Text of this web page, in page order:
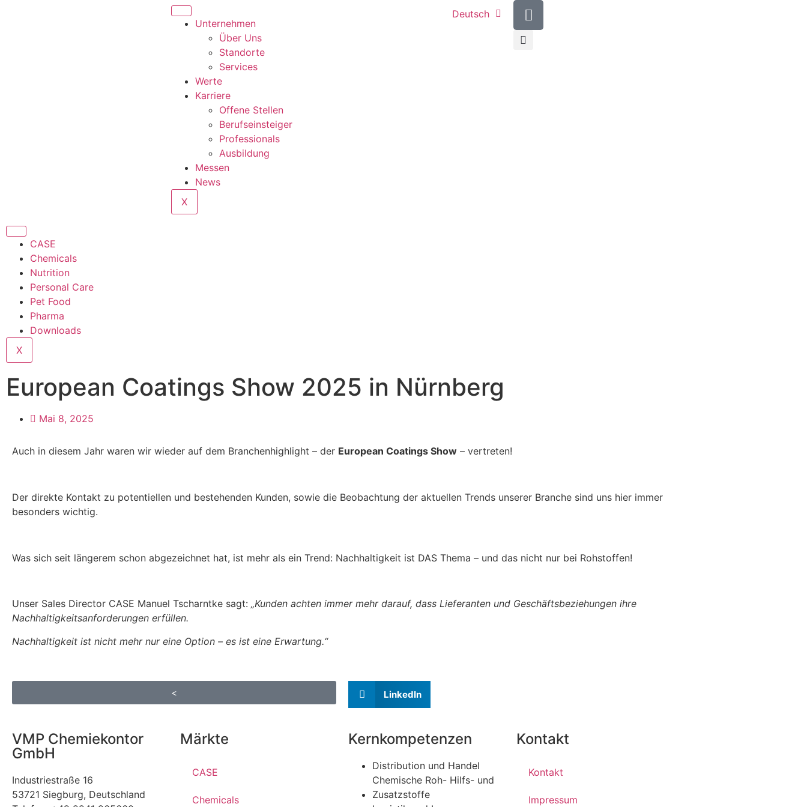
Unternehmen
Über Uns
Standorte
Services
Werte
Karriere
Offene Stellen
Berufseinsteiger
Professionals
Ausbildung
Messen
News
X
Deutsch
CASE
Chemicals
Nutrition
Personal Care
Pet Food
Pharma
Downloads
X
European Coatings Show 2025 in Nürnberg
Mai 8, 2025
Auch in diesem Jahr waren wir wieder auf dem Branchenhighlight – der European Coatings Show – vertreten!
Der direkte Kontakt zu potentiellen und bestehenden Kunden, sowie die Beobachtung der aktuellen Trends unserer Branche sind uns hier immer
besonders wichtig.
Was sich seit längerem schon abgezeichnet hat, ist mehr als ein Trend: Nachhaltigkeit ist DAS Thema – und das nicht nur bei Rohstoffen!
Unser Sales Director CASE Manuel Tscharntke sagt: „Kunden achten immer mehr darauf, dass Lieferanten und Geschäftsbeziehungen ihre
Nachhaltigkeitsanforderungen erfüllen.
Nachhaltigkeit ist nicht mehr nur eine Option – es ist eine Erwartung.“
< LinkedIn
VMP Chemiekontor
GmbH
Industriestraße 16
53721 Siegburg, Deutschland
Märkte
CASE
Chemicals
Kernkompetenzen
Distribution und Handel
Chemische Roh- Hilfs- und
Zusatzstoffe
Kontakt
Kontakt
Impressum